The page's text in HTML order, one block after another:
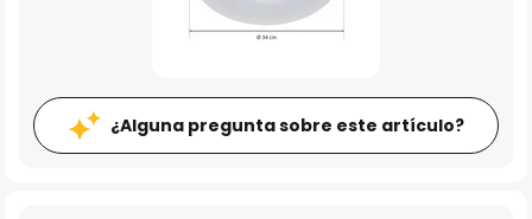
¿Alguna pregunta sobre este artículo?